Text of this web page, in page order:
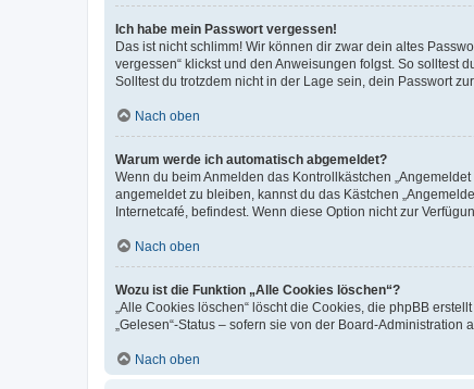
Ich habe mein Passwort vergessen!
Das ist nicht schlimm! Wir können dir zwar dein altes
vergessen“ klickst und den Anweisungen folgst. So solltest
Solltest du trotzdem nicht in der Lage sein, dein Passwort
Nach oben
Warum werde ich automatisch abgemeldet?
Wenn du beim Anmelden das Kontrollkästchen
angemeldet zu bleiben, kannst du das Kästchen
Internetcafé, befindest. Wenn diese Option nicht zur
Nach oben
Wozu ist die Funktion „Alle Cookies löschen“?
„Alle Cookies löschen“ löscht die Cookies, die phpBB
„Gelesen“-Status – sofern sie von der Board-
Nach oben